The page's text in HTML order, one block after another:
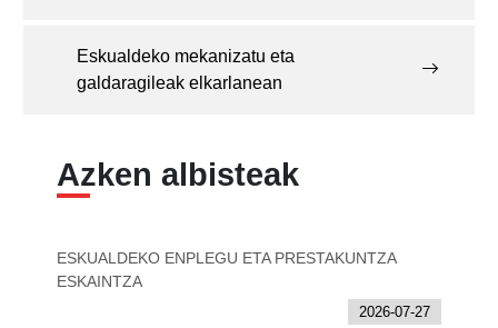
Eskualdeko mekanizatu eta
galdaragileak elkarlanean
Azken albisteak
ESKUALDEKO ENPLEGU ETA PRESTAKUNTZA
ESKAINTZA
2026-07-27